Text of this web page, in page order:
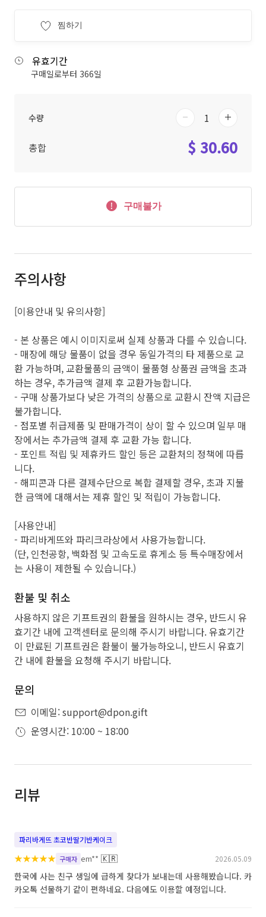
찜하기
유효기간
구매일로부터 366일
수량
총합 $ 30.60
구매불가
주의사항
[이용안내 및 유의사항]
- 본 상품은 예시 이미지로써 실제 상품과 다를 수 있습니다.
- 매장에 해당 물품이 없을 경우 동일가격의 타 제품으로 교
환 가능하며, 교환물품의 금액이 물품형 상품권 금액을 초과
하는 경우, 추가금액 결제 후 교환가능합니다.
- 구매 상품가보다 낮은 가격의 상품으로 교환시 잔액 지급은
불가합니다.
- 점포별 취급제품 및 판매가격이 상이 할 수 있으며 일부 매
장에서는 추가금액 결제 후 교환 가능 합니다.
- 포인트 적립 및 제휴카드 할인 등은 교환처의 정책에 따릅
니다.
- 해피콘과 다른 결제수단으로 복합 결제할 경우, 초과 지불
한 금액에 대해서는 제휴 할인 및 적립이 가능합니다.
[사용안내]
- 파리바게뜨와 파리크라상에서 사용가능합니다.
(단, 인천공항, 백화점 및 고속도로 휴게소 등 특수매장에서
는 사용이 제한될 수 있습니다.)
환불 및 취소
사용하지 않은 기프트권의 환불을 원하시는 경우, 반드시 유
효기간 내에 고객센터로 문의해 주시기 바랍니다. 유효기간
이 만료된 기프트권은 환불이 불가능하오니, 반드시 유효기
간 내에 환불을 요청해 주시기 바랍니다.
문의
이메일: support@dpon.gift
운영시간: 10:00 ~ 18:00
리뷰
파리바게뜨 초코반딸기반케이크
★★★★★ 구매자 em** 🇰🇷 2026.05.09
한국에 사는 친구 생일에 급하게 찾다가 보내는데 사용해봤습니다. 카
카오톡 선물하기 같이 편하네요. 다음에도 이용할 예정입니다.